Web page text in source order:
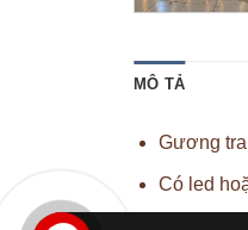
MÔ TẢ
Gương
Có led